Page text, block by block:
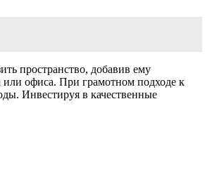
пространство, добавив ему
офиса. При грамотном подходе к
Инвестируя в качественные